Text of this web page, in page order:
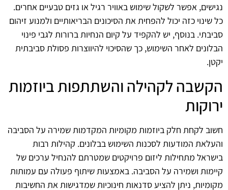
נגישים, אפשר לשקול שימוש באוויר רגיל או גזים טבעיים אחרים.
כל שינוי כזה יכול להפחית את הסיכונים הבריאותיים ולמנוע זיהום
סביבתי. בנוסף, יש להקפיד על קיום הנחיות ברורות לגבי פינוי
הבלונים לאחר השימוש, כך שהסיכוי להיווצרות פסולת סביבתית
יקטן.
הקשבה לקהילה והשתתפות ביוזמות
ירוקות
חשוב לקחת חלק ביוזמות מקומיות המקדמות שמירה על הסביבה
והעלאת המודעות לסכנות השימוש בבלונים. קהילות רבות
בישראל מתחילות ליזום פרויקטים שמטרתם להנחיל ערכים של
קיימות ושמירה על הסביבה. באמצעות שיתוף פעולה עם עמותות
מקומיות, ניתן להציע סדנאות חינוכיות שמדגישות את החשיבות